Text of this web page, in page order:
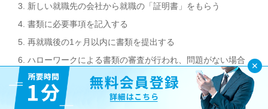
新しい就職先の会社から就職の「証明書」をもらう
書類に必要事項を記入する
再就職後の1ヶ月以内に書類を提出する
ハローワークによる書類の審査が行われ、問題がない場合
は再就職手当が支給される